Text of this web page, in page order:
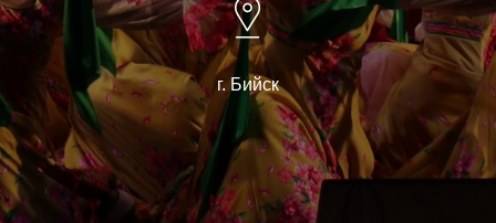
г. Бийск